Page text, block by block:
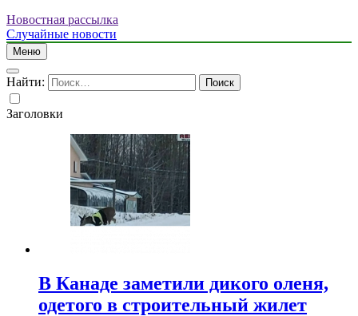
Новостная рассылка
Случайные новости
Меню
Найти:
Заголовки
В Канаде заметили дикого оленя,
одетого в строительный жилет